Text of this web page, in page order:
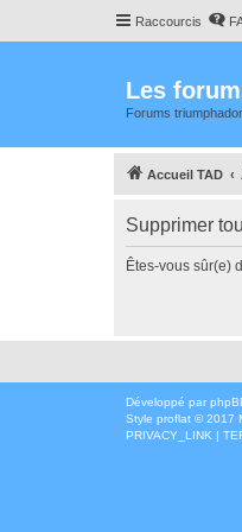
Raccourcis
Les
Forums
Accueil TAD
Supprimer
Êtes-vous sûr(e)
Développé par
Style proflat © 2017
PRIVACY_LINK |